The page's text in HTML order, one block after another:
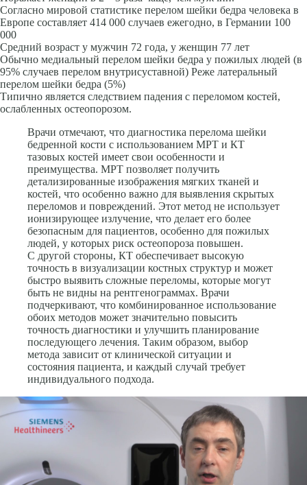
Согласно мировой статистике перелом шейки бедра человека в
Европе составляет 414 000 случаев ежегодно, в Германии 100
000
Средний возраст у мужчин 72 года, у женщин 77 лет
Обычно медиальный перелом шейки бедра у пожилых людей (в
95% случаев перелом внутрисуставной) Реже латеральный
перелом шейки бедра (5%)
Типично является следствием падения с переломом костей,
ослабленных остеопорозом.
Врачи отмечают, что диагностика перелома шейки
бедренной кости с использованием МРТ и КТ
тазовых костей имеет свои особенности и
преимущества. МРТ позволяет получить
детализированные изображения мягких тканей и
костей, что особенно важно для выявления скрытых
переломов и повреждений. Этот метод не использует
ионизирующее излучение, что делает его более
безопасным для пациентов, особенно для пожилых
людей, у которых риск остеопороза повышен.
С другой стороны, КТ обеспечивает высокую
точность в визуализации костных структур и может
быстро выявить сложные переломы, которые могут
быть не видны на рентгенограммах. Врачи
подчеркивают, что комбинированное использование
обоих методов может значительно повысить
точность диагностики и улучшить планирование
последующего лечения. Таким образом, выбор
метода зависит от клинической ситуации и
состояния пациента, и каждый случай требует
индивидуального подхода.